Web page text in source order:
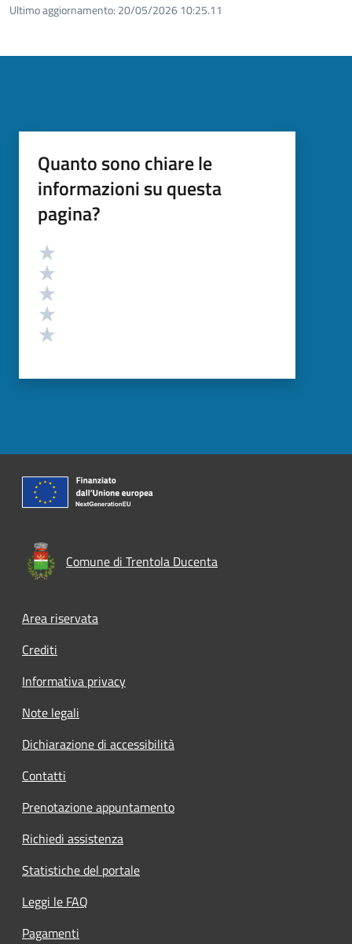
Ultimo aggiornamento: 20/05/2026 10:25.11
Quanto sono chiare le
informazioni su questa
pagina?
Valutazione
Comune di Trentola Ducenta
Footer menu
Area riservata
Crediti
Informativa privacy
Note legali
Dichiarazione di accessibilità
Contatti
Prenotazione appuntamento
Richiedi assistenza
Statistiche del portale
Leggi le FAQ
Pagamenti